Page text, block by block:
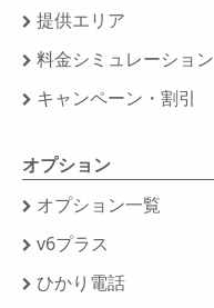
提供エリア
料金シミュレーション
キャンペーン・割引
オプション
オプション一覧
v6プラス
ひかり電話